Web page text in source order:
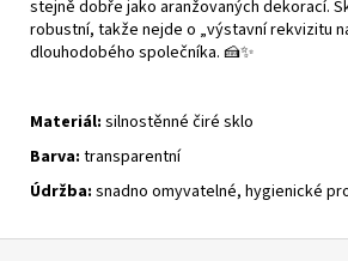
stejně dobře jako aranžovaných dekorací.
robustní, takže nejde o „výstavní rekvizitu
dlouhodobého společníka. 🍰✨
Materiál: silnostěnné čiré sklo
Barva: transparentní
Údržba: snadno omyvatelné, hygienické